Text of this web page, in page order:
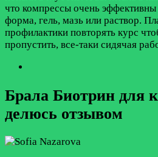
что компрессы очень
форма, гель, мазь или раствор.
профилактики повторять курс
пропустить, все-таки сидячая
Брала Биотрин для
делюсь отзывом